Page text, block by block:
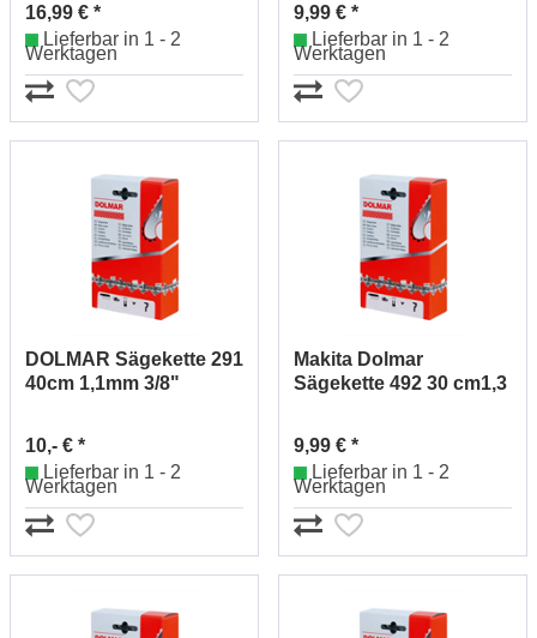
16,99 € *
Lieferbar in 1 - 2
Werktagen
9,99 € *
Lieferbar in 1 - 2
Werktagen
DOLMAR Sägekette 291
40cm 1,1mm 3/8"
10,- € *
Lieferbar in 1 - 2
Werktagen
Makita Dolmar
Sägekette 492 30 cm1,3
9,99 € *
Lieferbar in 1 - 2
Werktagen